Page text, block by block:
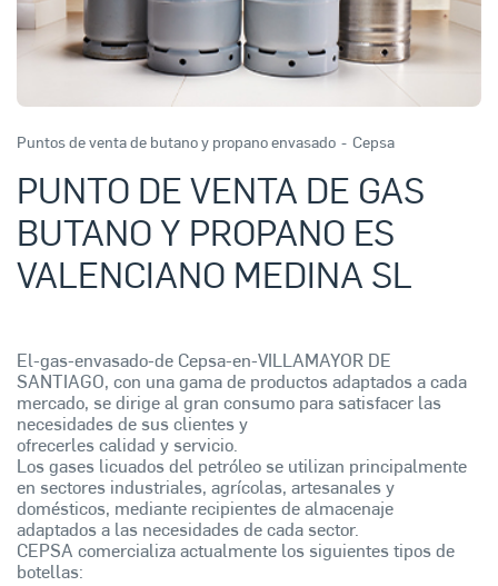
Puntos de venta de butano y propano envasado - Cepsa
PUNTO DE VENTA DE GAS
BUTANO Y PROPANO ES
VALENCIANO MEDINA SL
El-gas-envasado-de Cepsa-en-VILLAMAYOR DE
SANTIAGO, con una gama de productos adaptados a cada
mercado, se dirige al gran consumo para satisfacer las
necesidades de sus clientes y
ofrecerles calidad y servicio.
Los gases licuados del petróleo se utilizan principalmente
en sectores industriales, agrícolas, artesanales y
domésticos, mediante recipientes de almacenaje
adaptados a las necesidades de cada sector.
CEPSA comercializa actualmente los siguientes tipos de
botellas: